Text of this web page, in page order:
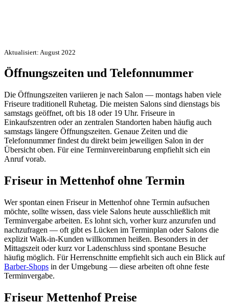
Aktualisiert: August 2022
Öffnungszeiten und Telefonnummer
Die Öffnungszeiten variieren je nach Salon — montags haben viele
Friseure traditionell Ruhetag. Die meisten Salons sind dienstags bis
samstags geöffnet, oft bis 18 oder 19 Uhr. Friseure in
Einkaufszentren oder an zentralen Standorten haben häufig auch
samstags längere Öffnungszeiten. Genaue Zeiten und die
Telefonnummer findest du direkt beim jeweiligen Salon in der
Übersicht oben. Für eine Terminvereinbarung empfiehlt sich ein
Anruf vorab.
Friseur in Mettenhof ohne Termin
Wer spontan einen Friseur in Mettenhof ohne Termin aufsuchen
möchte, sollte wissen, dass viele Salons heute ausschließlich mit
Terminvergabe arbeiten. Es lohnt sich, vorher kurz anzurufen und
nachzufragen — oft gibt es Lücken im Terminplan oder Salons die
explizit Walk-in-Kunden willkommen heißen. Besonders in der
Mittagszeit oder kurz vor Ladenschluss sind spontane Besuche
häufig möglich. Für Herrenschnitte empfiehlt sich auch ein Blick auf
Barber-Shops in der Umgebung — diese arbeiten oft ohne feste
Terminvergabe.
Friseur Mettenhof Preise